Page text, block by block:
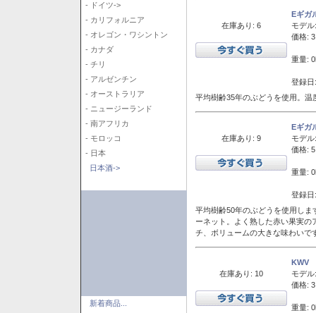
- ドイツ->
- カリフォルニア
- オレゴン・ワシントン
- カナダ
- チリ
- アルゼンチン
- オーストラリア
- ニュージーランド
- 南アフリカ
- モロッコ
- 日本
日本酒->
新着商品...
在庫あり: 6
Eギガ
モデル:
価格:
重量:
登録
平均樹齢35年のぶどうを使用。
在庫あり: 9
Eギガ
モデル:
価格:
重量:
登録
平均樹齢50年のぶどうを使用し
ーネット。よく熟した赤い果実
チ、ボリュームの大きな味わいで
在庫あり: 10
KWV
モデル:
価格:
重量: